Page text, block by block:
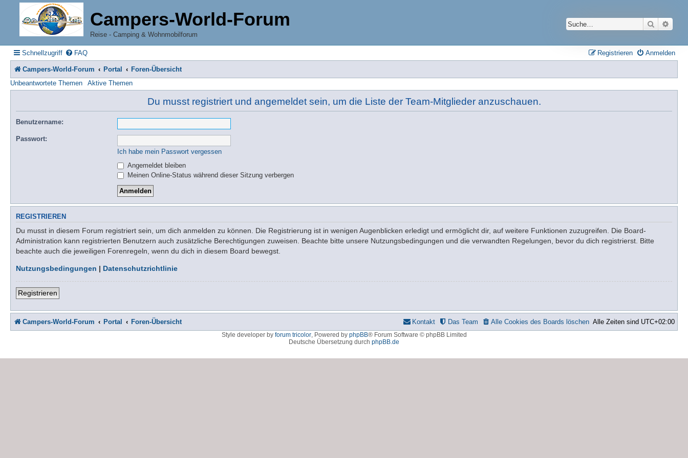
Campers-World-Forum
Reise - Camping & Wohnmobilforum
Suche
Schnellzugriff FAQ Anmelden
Registrieren
Campers-World-Forum Portal
Foren-Übersicht
Unbeantwortete Themen
Aktive Themen
Du musst registriert und angemeldet sein, um die Liste der Team-Mitglieder anzuschauen.
Benutzername:
Passwort:
Ich habe mein Passwort vergessen
Angemeldet bleiben
Meinen Online-Status während dieser Sitzung verbergen
REGISTRIEREN
Du musst in diesem Forum registriert sein, um dich anmelden zu können. Die Registrierung ist in wenigen Augenblicken erledigt und ermöglicht dir, auf weitere Funktionen zuzugreifen. Die Board-
Administration kann registrierten Benutzern auch zusätzliche Berechtigungen zuweisen. Beachte bitte unsere Nutzungsbedingungen und die verwandten Regelungen, bevor du dich registrierst. Bitte
beachte auch die jeweiligen Forenregeln, wenn du dich in diesem Board bewegst.
Nutzungsbedingungen | Datenschutzrichtlinie
Registrieren
Campers-World-Forum Portal Foren-Übersicht Alle Zeiten sind UTC+02:00
Alle Cookies des Boards löschen
Das Team
Kontakt
Style developer by forum tricolor, Powered by phpBB® Forum Software © phpBB Limited
Deutsche Übersetzung durch phpBB.de